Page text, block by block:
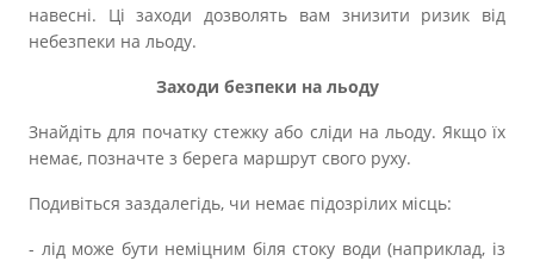
Публічна інформація
Прозорість влади
навесні. Ці заходи дозволять вам знизити ризик від
небезпеки на льоду.
Заходи безпеки на льоду
Знайдіть для початку стежку або сліди на льоду. Якщо їх
немає, позначте з берега маршрут свого руху.
Подивіться заздалегідь, чи немає підозрілих місць:
- лід може бути неміцним біля стоку води (наприклад, із